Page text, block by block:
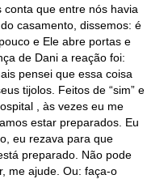
conta que entre nós havia
casamento, dissemos: é
e Ele abre portas e
de Dani a reação foi:
pensei que essa coisa
tijolos. Feitos de “sim” e
, às vezes eu me
estar preparados. Eu
eu rezava para que
preparado. Não pode
me ajude. Ou: faça-o